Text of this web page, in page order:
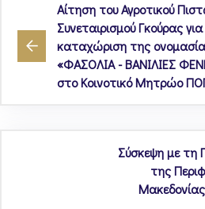
Αίτηση του Αγροτικού
Συνεταιρισμού Γκούρας για
καταχώριση της
«ΦΑΣΟΛΙΑ - ΒΑΝΙΛΙΕΣ
στο Κοινοτικό Μητρώο
Σύσκεψη με τη
της